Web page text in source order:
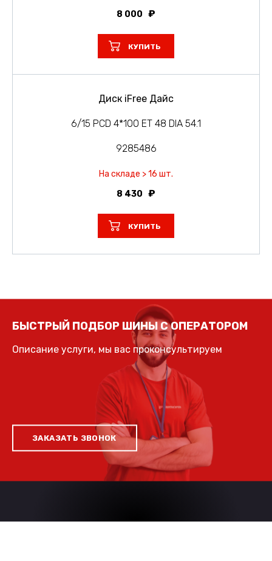
8 000
КУПИТЬ
Диск iFree Дайс
6/15 PCD 4*100 ET 48 DIA 54.1
9285486
На складе > 16 шт.
8 430
КУПИТЬ
БЫСТРЫЙ ПОДБОР ШИНЫ С ОПЕРАТОРОМ
Описание услуги, мы вас проконсультируем
ЗАКАЗАТЬ ЗВОНОК